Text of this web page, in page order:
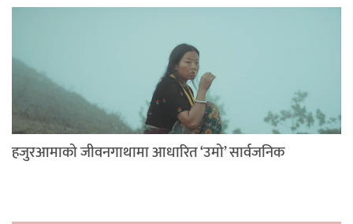
हजुरआमाको जीवनगाथामा आधारित ‘उमो’ सार्वजनिक